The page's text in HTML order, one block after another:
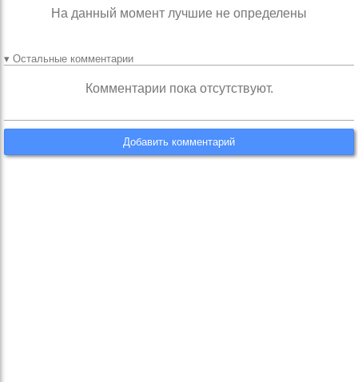
На данный момент лучшие не определены
▾ Остальные комментарии
Комментарии пока отсутствуют.
Добавить комментарий